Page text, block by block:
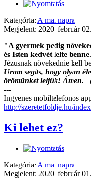
Kategória: A mai napra
Megjelent: 2020. február
"A gyermek pedig
és Isten kedvét lelte
Jézusnak növekednie kell
Uram segíts, hogy olyan
örömünket leljük! Ámen.
---
Ingyenes mobiltelefonos
http://szeretetfoldje.hu/
Ki lehet ez?
Kategória: A mai napra
Megjelent: 2020. február